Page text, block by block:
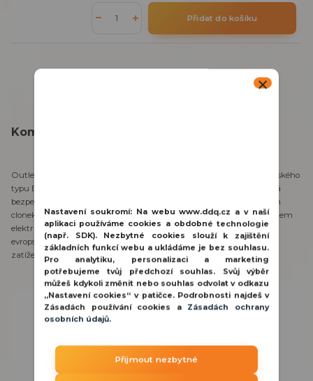
Přidat do košíku
Kompletní specifikace
OutletCore (basic) [typ?E] je standardní podomítková zásuvka evropského
typu E, určená pro instalaci do běžné instalační krabice. Zásuvka má
bezpečnostní vlastnosti včetně uzemněné konstrukce a ochranných
clonek, které zabraňují vniknutí cizích předmětů a chrání před úrazem
elektrickým proudem nebo náhodným dotykem. Je kompatibilní s
evropským napětím (250 V~, 50/60 Hz), s maximálním proudovým
zatížením do 16 A (3,6 kW) a její stupeň krytí je IP20.
Potřebujete poradit?
PO - PÁ 8:00 - 15:30 hod.
obchod@ddq.cz
Nastavení soukromí:
Na webu www.ddq.cz a v naší
aplikaci používáme cookies a obdobné technologie
(např. SDK). Nezbytné cookies slouží k zajištění
základních funkcí webu a ukládáme je bez souhlasu.
Pro analytiku, personalizaci a marketing
potřebujeme tvůj předchozí souhlas. Svůj výběr
můžeš kdykoli změnit nebo souhlas odvolat v odkazu
„Nastavení cookies“ v patičce. Podrobnosti najdeš v
Zásadách používání cookies a Zásadách ochrany
osobních údajů.
Přijmout nezbytné